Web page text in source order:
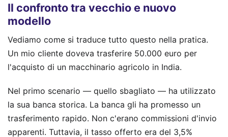
Il confronto tra vecchio e nuovo
modello
Vediamo come si traduce tutto questo nella pratica.
Un mio cliente doveva trasferire 50.000 euro per
l'acquisto di un macchinario agricolo in India.
Nel primo scenario — quello sbagliato — ha utilizzato
la sua banca storica. La banca gli ha promesso un
trasferimento rapido. Non c'erano commissioni d'invio
apparenti. Tuttavia, il tasso offerto era del 3,5%